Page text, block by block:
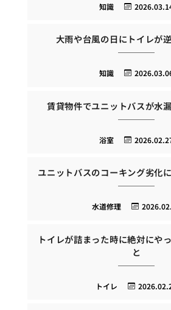
知識
大雨や台風の日にトイレが
知識
賃貸物件でユニットバスが水
浴室
ユニットバスのコーキング劣化
水道修理
トイレが詰まった時に絶対にや
と
トイレ